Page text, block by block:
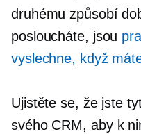
druhému způsobí
posloucháte, jsou
vyslechne, když
Ujistěte se, že jste
svého CRM, aby k